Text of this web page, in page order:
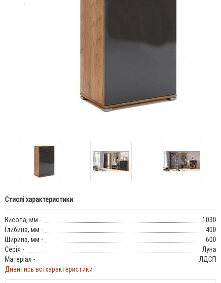
Стислі характеристики
Висота, мм -
1030
Глибина, мм -
400
Ширина, мм -
600
Серія -
Луна
Матеріал -
ЛДСП
Дивитись всі характеристики